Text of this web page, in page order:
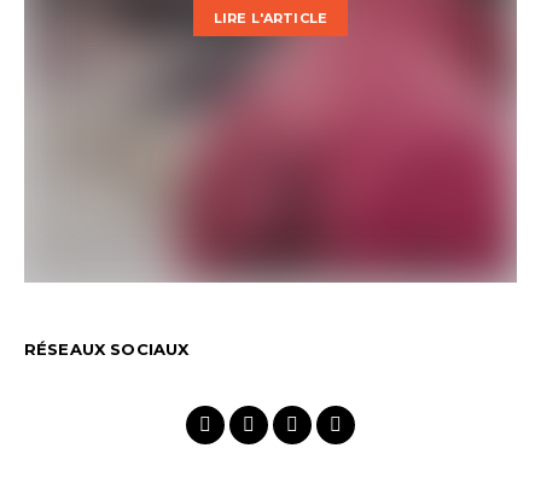
LIRE L'ARTICLE
RÉSEAUX SOCIAUX